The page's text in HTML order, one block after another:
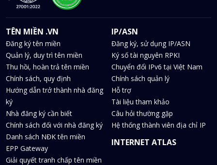
TÊN MIỀN .VN
Đăng ký tên miền
Quản lý, duy trì tên miền
Thu hồi, hoàn trả tên miền
Chính sách, quy định
Hướng dẫn trở thành nhà đăng
ký
Nhà đăng ký cần biết
Chính sách đối với nhà đăng ký
Danh sách NĐK tên miền
EPP Gateway
Giải quyết tranh chấp tên miền
IP/ASN
Đăng ký, sử dụng IP/ASN
Ký số tài nguyên RPKI
Chuyển đổi IPv6 tại Việt Nam
Chính sách quản lý
Hỗ trợ
Tài liệu tham khảo
Câu hỏi thường gặp
Hệ thống thành viên địa chỉ IP
INTERNET ATLAS